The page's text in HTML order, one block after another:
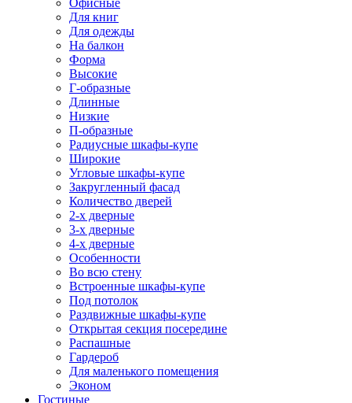
Офисные
Для книг
Для одежды
На балкон
Форма
Высокие
Г-образные
Длинные
Низкие
П-образные
Радиусные шкафы-купе
Широкие
Угловые шкафы-купе
Закругленный фасад
Количество дверей
2-х дверные
3-х дверные
4-х дверные
Особенности
Во всю стену
Встроенные шкафы-купе
Под потолок
Раздвижные шкафы-купе
Открытая секция посередине
Распашные
Гардероб
Для маленького помещения
Эконом
Гостиные